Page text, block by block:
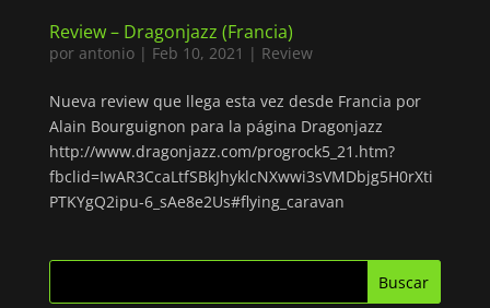
Review – Dragonjazz (Francia)
por antonio| Feb 10, 2021 | Review
Nueva review que llega esta vez desde Francia por
Alain Bourguignon para la página Dragonjazz
http://www.dragonjazz.com/progrock5_21.htm?
fbclid=IwAR3CcaLtfSBkJhyklcNXwwi3sVMDbjg5H0rXti
PTKYgQ2ipu-6_sAe8e2Us#flying_caravan